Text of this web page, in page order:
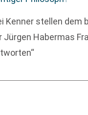
Kenner stellen dem
Jürgen Habermas